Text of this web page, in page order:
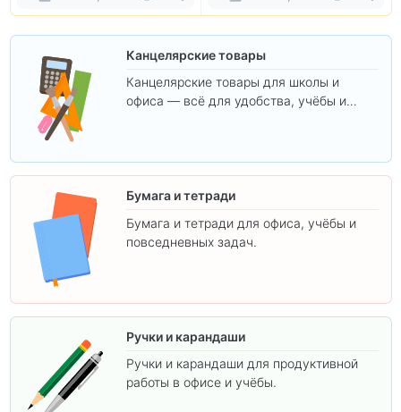
Канцелярские товары
Канцелярские товары для школы и
офиса — всё для удобства, учёбы и
Бумага и тетради
Бумага и тетради для офиса, учёбы и
повседневных задач.
Ручки и карандаши
Ручки и карандаши для продуктивной
работы в офисе и учёбы.